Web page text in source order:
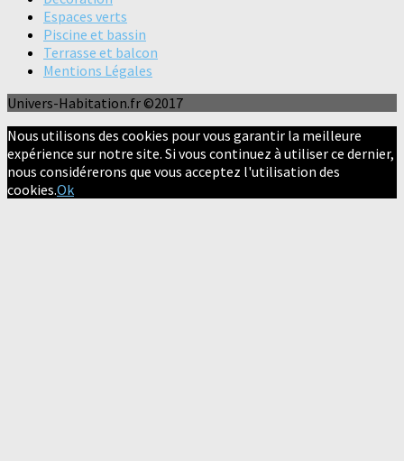
Espaces verts
Piscine et bassin
Terrasse et balcon
Mentions Légales
Univers-Habitation.fr ©2017
Nous utilisons des cookies pour vous garantir la meilleure
expérience sur notre site. Si vous continuez à utiliser ce dernier,
nous considérerons que vous acceptez l'utilisation des
cookies.Ok